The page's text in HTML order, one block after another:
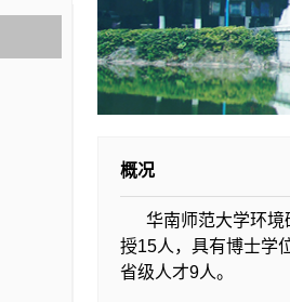
概况
华南师范大学环
授15人，具有博士学
省级人才9人。